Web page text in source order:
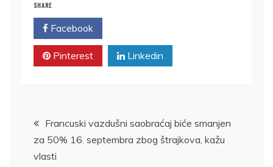
SHARE
Facebook
Pinterest Linkedin
Kretanje
članka
Francuski vazdušni saobraćaj biće smanjen
za 50% 16. septembra zbog štrajkova, kažu
vlasti